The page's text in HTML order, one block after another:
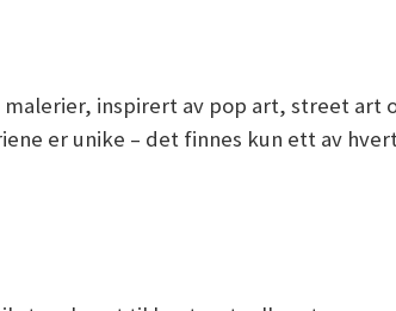
inspirert av pop art, street art
er unike – det finnes kun ett av